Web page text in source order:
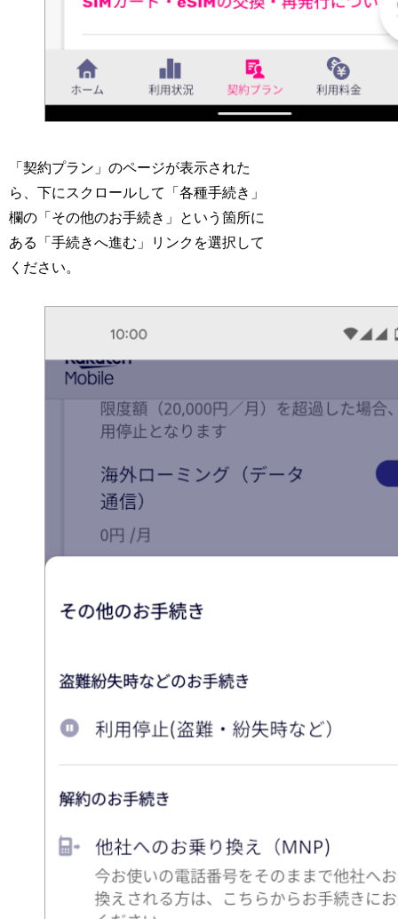
「契約プラン」のページが表示された
ら、下にスクロールして「各種手続き」
欄の「その他のお手続き」という箇所に
ある「手続きへ進む」リンクを選択して
ください。